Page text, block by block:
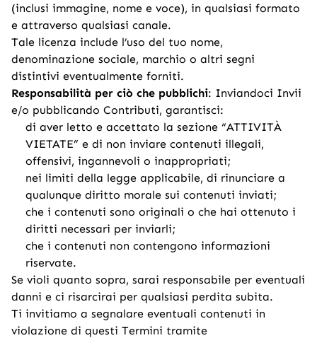
(inclusi immagine, nome e voce), in qualsiasi formato
e attraverso qualsiasi canale.
Tale licenza include l’uso del tuo nome,
denominazione sociale, marchio o altri segni
distintivi eventualmente forniti.
Responsabilità per ciò che pubblichi: Inviandoci Invii
e/o pubblicando Contributi, garantisci:
di aver letto e accettato la sezione “ATTIVITÀ
VIETATE” e di non inviare contenuti illegali,
offensivi, ingannevoli o inappropriati;
nei limiti della legge applicabile, di rinunciare a
qualunque diritto morale sui contenuti inviati;
che i contenuti sono originali o che hai ottenuto i
diritti necessari per inviarli;
che i contenuti non contengono informazioni
riservate.
Se violi quanto sopra, sarai responsabile per eventuali
danni e ci risarcirai per qualsiasi perdita subita.
Ti invitiamo a segnalare eventuali contenuti in
violazione di questi Termini tramite